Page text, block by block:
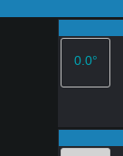
0.0°